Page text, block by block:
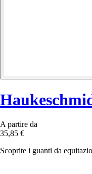
A partire da
35,85 €
Scoprite i guanti da